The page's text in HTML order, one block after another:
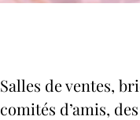
Salles de ventes,
comités d’amis,